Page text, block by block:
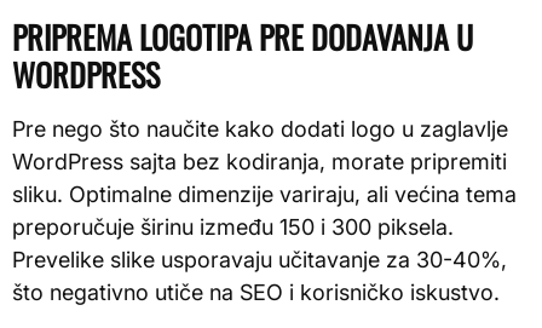
PRIPREMA LOGOTIPA PRE DODAVANJA U
WORDPRESS
Pre nego što naučite kako dodati logo u zaglavlje
WordPress sajta bez kodiranja, morate pripremiti
sliku. Optimalne dimenzije variraju, ali većina tema
preporučuje širinu između 150 i 300 piksela.
Prevelike slike usporavaju učitavanje za 30-40%,
što negativno utiče na SEO i korisničko iskustvo.